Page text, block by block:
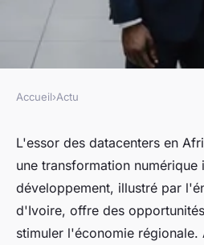
L'essor des
afrique de l'ouest
de la
numérique
Accueil›Actu
L'essor des datacenters en
une transformation numérique
développement, illustré par
d'Ivoire, offre des
stimuler l'économie régionale.